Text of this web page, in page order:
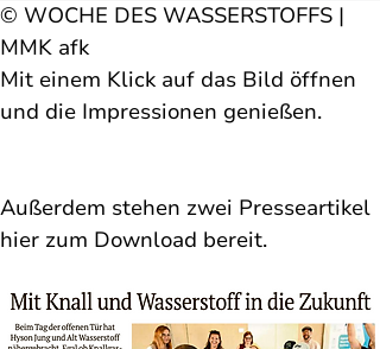
© WOCHE DES WASSERSTOFFS |
MMK afk
Mit einem Klick auf das Bild öffnen
und die Impressionen genießen.
Außerdem stehen zwei Presseartikel
hier zum Download bereit.